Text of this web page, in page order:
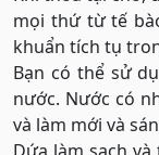
mọi thứ từ tế
khuẩn tích tụ
Bạn có thể sử
nước. Nước có
và làm mới và